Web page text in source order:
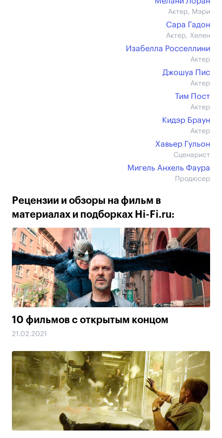
Актер, Мэри
Сара Гадон
Актер, Хелен
Изабелла Росселлини
Актер
Джошуа Пис
Актер
Тим Пост
Актер
Кидэр Браун
Актер
Хавьер Гульон
Сценарист
Мигель Анхель Фаура
Продюсер
Рецензии и обзоры на фильм в
материалах и подборках Hi-Fi.ru:
10 фильмов с открытым концом
21.02.2021